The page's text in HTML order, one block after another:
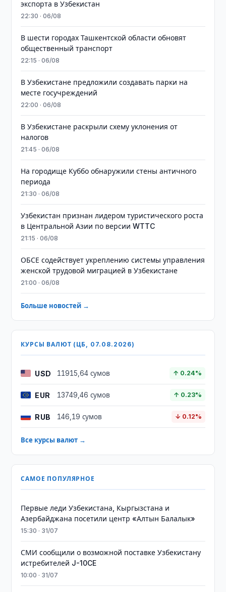
экспорта в Узбекистан
22:30 · 06/08
В шести городах Ташкентской области обновят
общественный транспорт
22:15 · 06/08
В Узбекистане предложили создавать парки на
месте госучреждений
22:00 · 06/08
В Узбекистане раскрыли схему уклонения от
налогов
21:45 · 06/08
На городище Куббо обнаружили стены античного
периода
21:30 · 06/08
Узбекистан признан лидером туристического роста
в Центральной Азии по версии WTTC
21:15 · 06/08
ОБСЕ содействует укреплению системы управления
женской трудовой миграцией в Узбекистане
21:00 · 06/08
Больше новостей →
КУРСЫ ВАЛЮТ (ЦБ, 07.08.2026)
USD 11915,64 сумов ↑ 0.24%
EUR 13749,46 сумов ↑ 0.23%
RUB 146,19 сумов ↓ 0.12%
Все курсы валют →
САМОЕ ПОПУЛЯРНОЕ
Первые леди Узбекистана, Кыргызстана и
Азербайджана посетили центр «Алтын Балалык»
15:30 · 31/07
СМИ сообщили о возможной поставке Узбекистану
истребителей J-10CE
10:00 · 31/07